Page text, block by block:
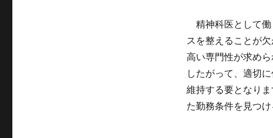
精神科医として働
スを整えることが
高い専門性が求め
したがって、適切
維持する要となり
た勤務条件を見つけ